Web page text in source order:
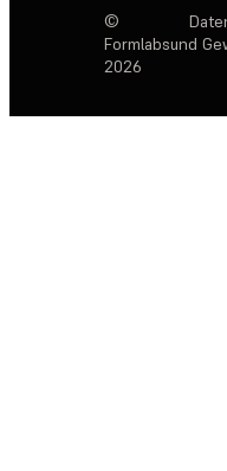
©
Formlabs
2026
und